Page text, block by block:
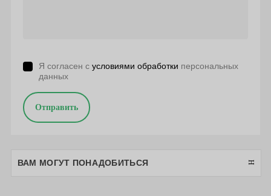
Я согласен с условиями обработки персональных
данных
Отправить
ВАМ МОГУТ ПОНАДОБИТЬСЯ